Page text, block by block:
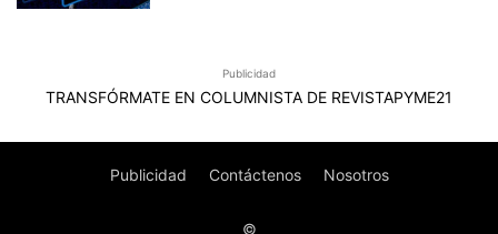
Publicidad
TRANSFÓRMATE EN COLUMNISTA DE REVISTAPYME21
Publicidad Contáctenos Nosotros
©